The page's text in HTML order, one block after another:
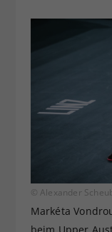
© Alexander
Markéta